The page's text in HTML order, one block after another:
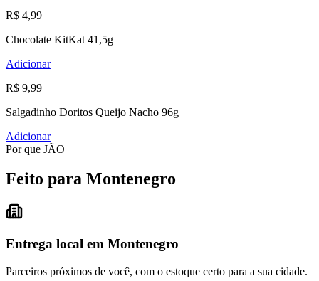
R$ 4,99
Chocolate KitKat 41,5g
Adicionar
R$ 9,99
Salgadinho Doritos Queijo Nacho 96g
Adicionar
Por que JÃO
Feito para Montenegro
Entrega local em Montenegro
Parceiros próximos de você, com o estoque certo para a sua cidade.